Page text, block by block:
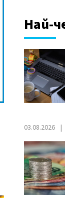
Най-
03.08.2026